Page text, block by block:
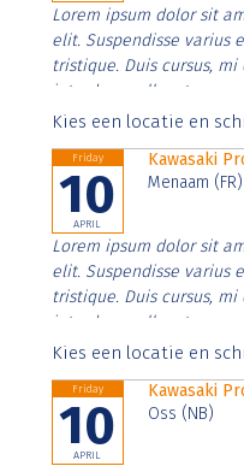
Lorem ipsum dolor sit
elit. Suspendisse varius
tristique. Duis cursus,
interdum nulla, ut
Aenean faucibus nibh
Kies een locatie en
Friday
10
APRIL
Kawasaki
Menaam (FR)
Lorem ipsum dolor sit
elit. Suspendisse varius
tristique. Duis cursus,
interdum nulla, ut
Aenean faucibus nibh
Kies een locatie en
Friday
10
APRIL
Kawasaki
Oss (NB)